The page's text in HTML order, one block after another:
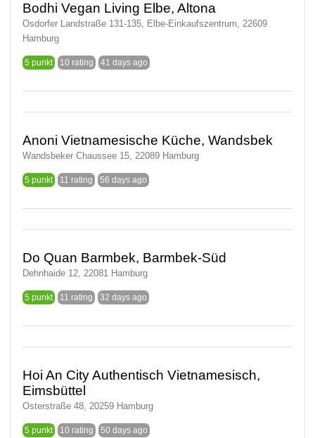
Bodhi Vegan Living Elbe, Altona
Osdorfer Landstraße 131-135, Elbe-Einkaufszentrum, 22609
Hamburg
5 punkt 10 rating 41 days ago
Anoni Vietnamesische Küche, Wandsbek
Wandsbeker Chaussee 15, 22089 Hamburg
5 punkt 11 rating 56 days ago
Do Quan Barmbek, Barmbek-Süd
Dehnhaide 12, 22081 Hamburg
5 punkt 11 rating 32 days ago
Hoi An City Authentisch Vietnamesisch,
Eimsbüttel
Osterstraße 48, 20259 Hamburg
5 punkt 10 rating 50 days ago